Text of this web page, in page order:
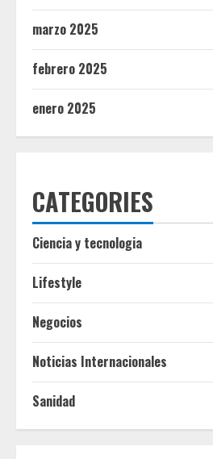
marzo 2025
febrero 2025
enero 2025
CATEGORIES
Ciencia y tecnologia
Lifestyle
Negocios
Noticias Internacionales
Sanidad